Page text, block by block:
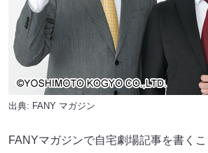
出典: FANY マガジン
FANYマガジンで自宅劇場記事を書くこ